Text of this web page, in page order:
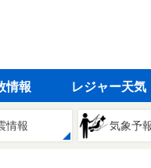
情報 レジャー天気
情報 気象予